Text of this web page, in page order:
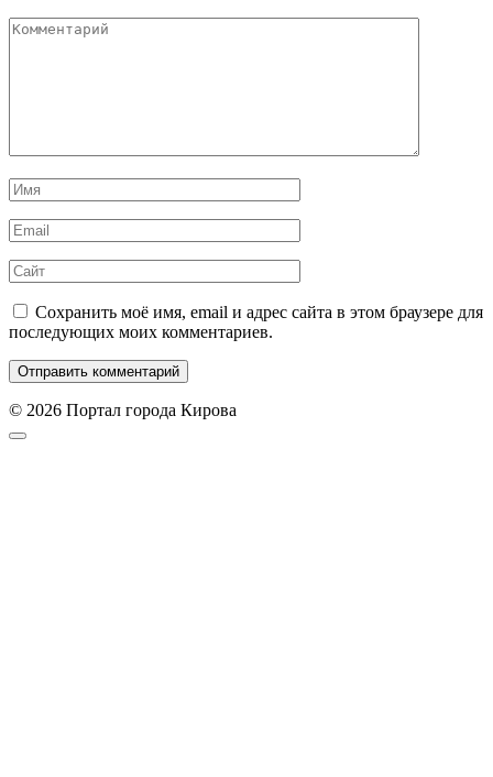
Комментарий
Имя
*
Email
*
Сайт
Сохранить моё имя, email и адрес сайта в этом браузере для
последующих моих комментариев.
© 2026 Портал города Кирова